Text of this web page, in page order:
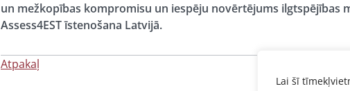
Lai šī
un mežkopības kompromisu un iespēju novērtējums ilgtspējības
Assess4EST īstenošana Latvijā.
Atpakaļ